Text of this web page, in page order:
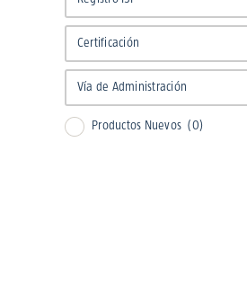
Certificación
No aplica
Vía de Administración
Inyectable (1)
Productos Nuevos (0)